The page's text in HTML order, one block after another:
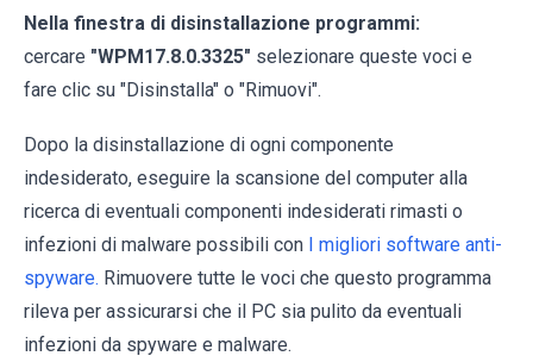
Nella finestra di disinstallazione programmi:
cercare "WPM17.8.0.3325" selezionare queste voci e
fare clic su "Disinstalla" o "Rimuovi".
Dopo la disinstallazione di ogni componente
indesiderato, eseguire la scansione del computer alla
ricerca di eventuali componenti indesiderati rimasti o
infezioni di malware possibili con
I migliori software anti-
spyware. Rimuovere tutte le voci che questo programma
rileva per assicurarsi che il PC sia pulito da eventuali
infezioni da spyware e malware.